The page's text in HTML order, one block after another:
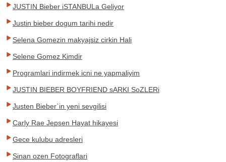
JUSTIN Bieber iSTANBULa Geliyor
Justin bieber dogum tarihi nedir
Selena Gomezin makyajsiz cirkin Hali
Selene Gomez Kimdir
Programlari indirmek icni ne yapmaliyim
JUSTIN BIEBER BOYFRIEND sARKI SoZLERi
Justen Bieber`in yeni sevgilisi
Carly Rae Jepsen Hayat hikayesi
Gece kulubu adresleri
Sinan ozen Fotograflari